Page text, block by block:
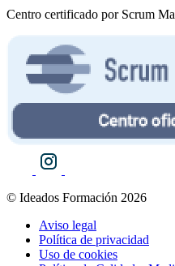
Centro certificado por Scrum
© Ideados Formación 2026
Aviso legal
Política de privacidad
Uso de cookies